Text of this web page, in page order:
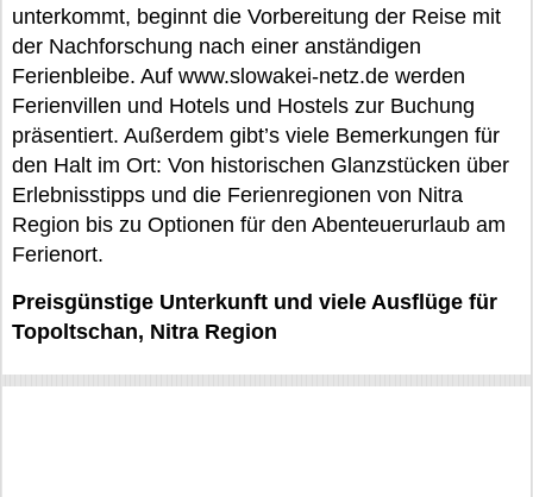
unterkommt, beginnt die Vorbereitung der Reise mit
der Nachforschung nach einer anständigen
Ferienbleibe. Auf www.slowakei-netz.de werden
Ferienvillen und Hotels und Hostels zur Buchung
präsentiert. Außerdem gibt’s viele Bemerkungen für
den Halt im Ort: Von historischen Glanzstücken über
Erlebnisstipps und die Ferienregionen von Nitra
Region bis zu Optionen für den Abenteuerurlaub am
Ferienort.
Preisgünstige Unterkunft und viele Ausflüge für
Topoltschan, Nitra Region